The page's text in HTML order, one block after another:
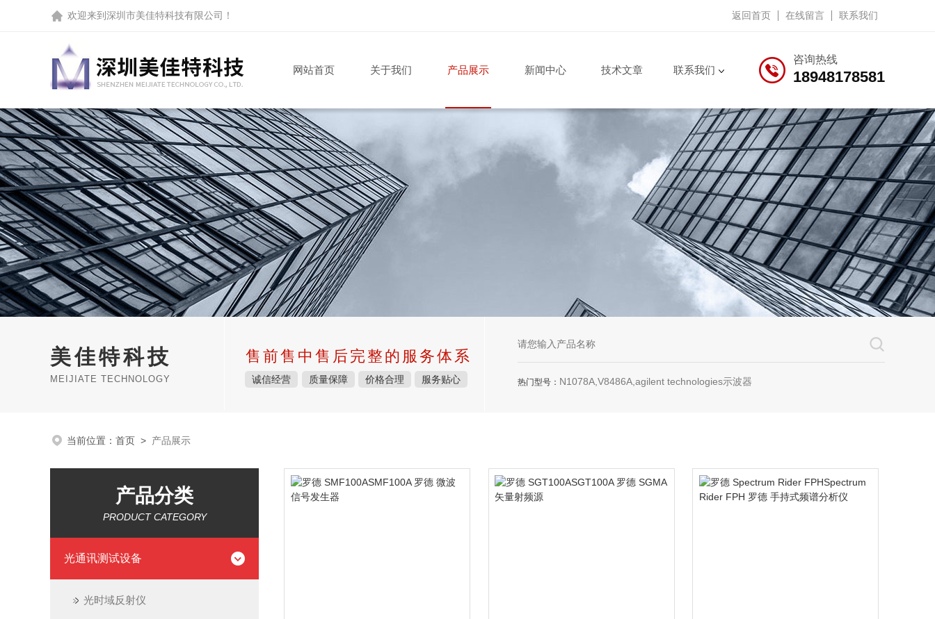
欢迎来到 深圳市美佳特科技有限公司 ！ 返回首页 在线留言 联系我们
咨询热线
18948178581
网站首页 关于我们 产品展示 新闻中心 技术文章 联系我们
美佳特科技
MEIJIATE TECHNOLOGY
售前售中售后完整的服务体系
诚信经营 质量保障 价格合理 服务贴心 热门型号： N1078A,V8486A,agilent technologies示波器
当前位置： 首页 > 产品展示
产品分类
PRODUCT CATEGORY
光通讯测试设备
光时域反射仪